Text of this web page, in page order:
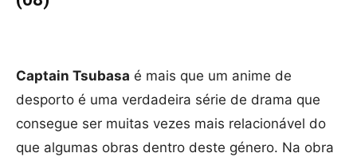
Captain Tsubasa é mais que um anime de
desporto é uma verdadeira série de drama que
consegue ser muitas vezes mais relacionável do
que algumas obras dentro deste género. Na obra